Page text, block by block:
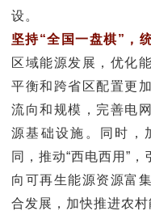
设。
坚持“全国一盘棋”，
区域能源发展，优化
平衡和跨省区配置更
流向和规模，完善电
源基础设施。同时，
同，推动“西电西用”
向可再生能源资源富
合发展，加快推进农村